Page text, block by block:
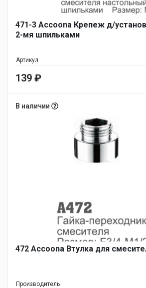
471-3 Accoona Крепеж д/
2-мя шпильками
Артикул
139 ₽
В наличии
472 Accoona Втулка для
Производитель